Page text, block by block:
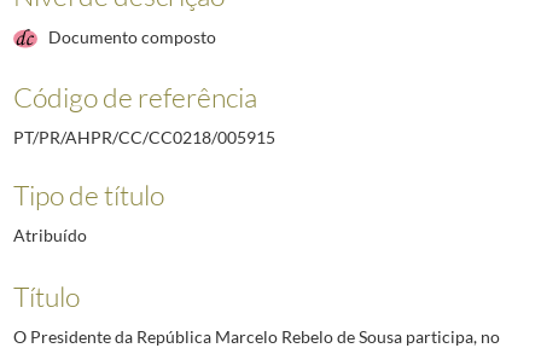
Documento composto
Código de referência
PT/PR/AHPR/CC/CC0218/005915
Tipo de título
Atribuído
Título
O Presidente da República Marcelo Rebelo de Sousa participa, no